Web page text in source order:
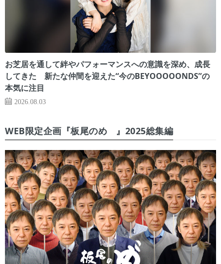
お芝居を通して絆やパフォーマンスへの意識を深め、成長
してきた 新たな仲間を迎えた“今のBEYOOOOONDS”の
本気に注目
2026.08.03
WEB限定企画『板尾のめ゙』2025総集編